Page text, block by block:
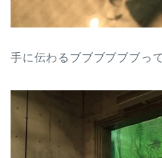
手に伝わるブブブブブブっ